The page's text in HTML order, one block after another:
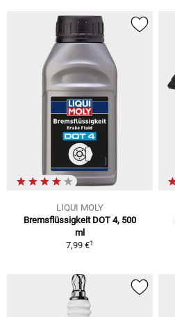
LIQUI MOLY
Bremsflüssigkeit DOT 4, 500
ml
7,99 €1